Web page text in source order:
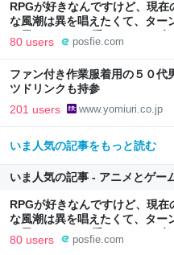
RPGが好きなんですけど、現
な風潮は異を唱えたくて、ター
と思ってます 一手をじっくり考
るのがターン制の良さじゃない
しい→「既出だと思うがここは
(´・ω・｀)」
80 users posfie.com
ファン付き作業服着用の５０
ツドリンクも持参
201 users www.yomiuri.co.jp
いま人気の記事をもっと読む
いま人気の記事 - アニメとゲー
RPGが好きなんですけど、現
な風潮は異を唱えたくて、ター
と思ってます 一手をじっくり考
るのがターン制の良さじゃない
80 users posfie.com